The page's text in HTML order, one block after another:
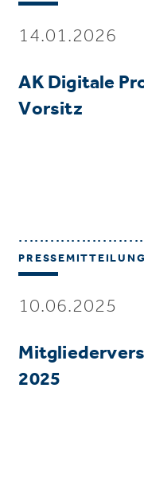
14.01.2026
AK Digitale
Vorsitz
PRESSEMITTEILUNG
10.06.2025
2025